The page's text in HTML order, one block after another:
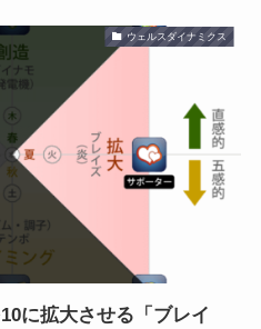
ウェルスダイナミクス
に拡大させる「ブレイ